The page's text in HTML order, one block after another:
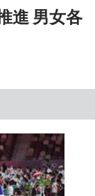
進 男女各